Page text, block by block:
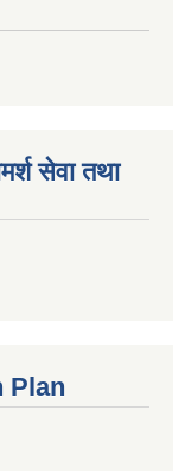
सेवा तथा
Plan